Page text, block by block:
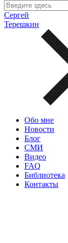
Сергей
Терешкин
Обо мне
Новости
Блог
СМИ
Видео
FAQ
Библиотека
Контакты